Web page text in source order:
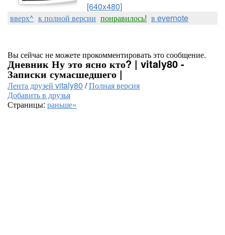
[640x480]
вверх^ к полной версии понравилось! в evernote
Вы сейчас не можете прокомментировать это сообщение.
Дневник Ну это ясно кто? | vitaly80 -
Записки сумасшедшего |
Лента друзей vitaly80 /Полная версия
Добавить в друзья
Страницы: раньше»